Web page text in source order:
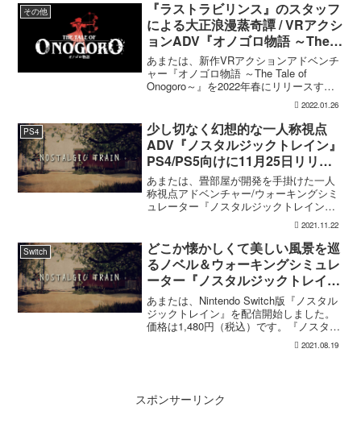
公開しました。本作は、気の力と蒸気
機...
その他
『ラストラビリンス』のスタッフ
による大正浪漫蒸奇譚 / VRアクシ
ョンADV『オノゴロ物語 ～The
Tale of Onogoro～』2022年春リ
リースへ
あまたは、新作VRアクションアドベンチ
ャー『オノゴロ物語 ～The Tale of
Onogoro～』を2022年春にリリースする
と発表。あわせてティザーサイトおよび
ティザートレーラーを公開しました。
『オノゴロ物語 ～The Tale of...
2022.01.26
PS4
少し切なく幻想的な一人称視点
ADV『ノスタルジックトレイン』
PS4/PS5向けに11月25日リリー
スへ
あまたは、畳部屋が開発を手掛けた一人
称視点アドベンチャー/ウォーキングシミ
ュレーター『ノスタルジックトレイン』
のPS4/PS5対応版を11月25日にリリース
すると発表しました。『ノスタルジック
トレイン』について美しい田園風景を巡
るノベル＆ウ...
2021.11.22
Switch
どこか懐かしくて美しい風景を巡
るノベル＆ウォーキングシミュレ
ーター『ノスタルジックトレイ
ン』Switch版が配信開始
あまたは、Nintendo Switch版『ノスタル
ジックトレイン』を配信開始しました。
価格は1,480円（税込）です。『ノスタル
ジックトレイン』についてSwitch版ロー
ンチトレーラー-旅の終わりに二つのゆら
2021.08.19
スポンサーリンク